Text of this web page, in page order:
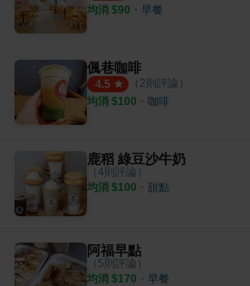
均消 $90 ・ 早餐
偑巷咖啡
4.5 （ 2則評論）
均消 $100 ・ 咖啡
鹿稻 綠豆沙牛奶
（ 4則評論）
均消 $100 ・ 甜點
阿福早點
（ 5則評論）
均消 $170 ・ 早餐